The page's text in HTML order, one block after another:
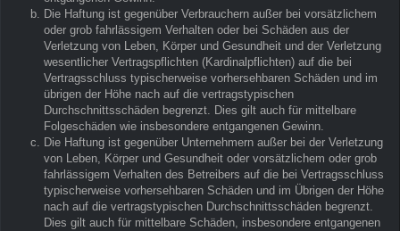
Die Haftung ist gegenüber Verbrauchern außer bei vorsätzlichem
oder grob fahrlässigem Verhalten oder bei Schäden aus der
Verletzung von Leben, Körper und Gesundheit und der Verletzung
wesentlicher Vertragspflichten (Kardinalpflichten) auf die bei
Vertragsschluss typischerweise vorhersehbaren Schäden und im
übrigen der Höhe nach auf die vertragstypischen
Durchschnittsschäden begrenzt. Dies gilt auch für mittelbare
Folgeschäden wie insbesondere entgangenen Gewinn.
Die Haftung ist gegenüber Unternehmern außer bei der Verletzung
von Leben, Körper und Gesundheit oder vorsätzlichem oder grob
fahrlässigem Verhalten des Betreibers auf die bei Vertragsschluss
typischerweise vorhersehbaren Schäden und im Übrigen der Höhe
nach auf die vertragstypischen Durchschnittsschäden begrenzt.
Dies gilt auch für mittelbare Schäden, insbesondere entgangenen